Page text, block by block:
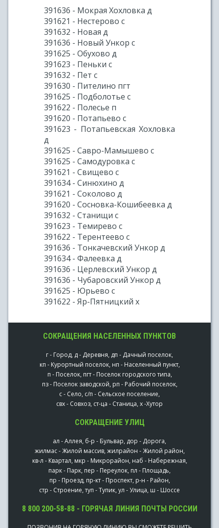
391636 - Мокрая Хохловка д
391621 - Нестерово с
391632 - Новая д
391636 - Новый Ункор с
391625 - Обухово д
391623 - Пеньки с
391632 - Пет с
391630 - Пителино пгт
391625 - Подболотье с
391622 - Полесье п
391620 - Потапьево с
391623 - Потапьевская Хохловка
д
391625 - Савро-Мамышево с
391625 - Самодуровка с
391621 - Свищево с
391634 - Синюхино д
391621 - Соколово д
391620 - Сосновка-Кошибеевка д
391632 - Станищи с
391623 - Темирево с
391622 - Терентеево с
391636 - Тонкачевский Ункор д
391634 - Фалеевка д
391636 - Церлевский Ункор д
391636 - Чубаровский Ункор д
391625 - Юрьево с
391622 - Яр-Пятницкий х
СОКРАЩЕНИЯ НАСЕЛЕННЫХ ПУНКТОВ
г - Город, д - Деревня, дп - Дачный поселок,
кп - Курортный поселок, нп - Населенный пункт,
п - Поселок, пгт - Поселок городского типа,
пз - Поселок заводской, рп - Рабочий поселок,
с - Село, с/п - Сельское поселение,
свх - Совхоз, ст-ца - Станица, х -Хутор
СОКРАЩЕНИЕ УЛИЦ
ал - Аллея, б-р - Бульвар, дор - Дорога,
жилмас - Жилой массив, жилрайон - Жилой район,
кв-л - Квартал, мкр - Микрорайон, наб - Набережная,
парк - Парк, пер - Переулок, пл - Площадь,
пр - Проезд, пр-кт - Проспект, р-н - Район,
стр - Строение, туп - Тупик, ул - Улица, ш - Шоссе
8 800 200-58-88 - ГОРЯЧАЯ ЛИНИЯ ПОЧТЫ РОССИИ